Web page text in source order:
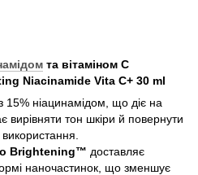
та вітаміном C
Niacinamide Vita C+ 30 ml
ніацинамідом, що діє на
вирівняти тон шкіри й повернути
Brightening™ доставляє
наночастинок, що зменшує